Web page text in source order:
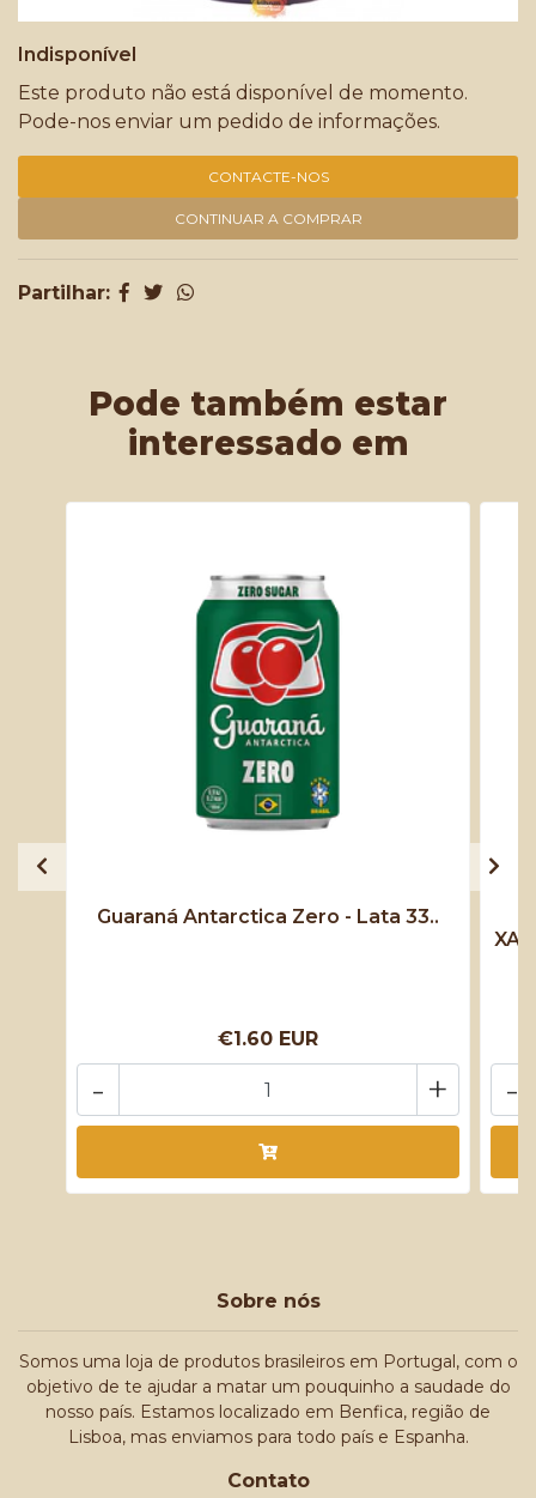
Indisponível
Este produto não está disponível de momento.
Pode-nos enviar um pedido de informações.
CONTACTE-NOS
CONTINUAR A COMPRAR
Partilhar:
Pode também estar
interessado em
Guaraná Antarctica Zero - Lata 33..
€1.60 EUR
+
- -
Sobre nós
Somos uma loja de produtos brasileiros em Portugal, com o
objetivo de te ajudar a matar um pouquinho a saudade do
nosso país. Estamos localizado em Benfica, região de
Lisboa, mas enviamos para todo país e Espanha.
Contato